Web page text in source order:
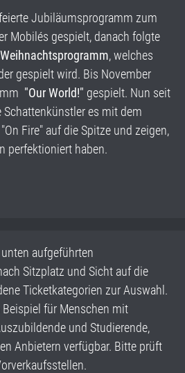
Jubiläumsprogramm zum
Mobilés gespielt, danach folgte
, welches
gespielt wird. Bis November
"Our World!" gespielt. Nun seit
es mit dem
Fire" auf die Spitze und zeigen,
perfektioniert haben.
aufgeführten
Sitzplatz und Sicht auf die
Ticketkategorien zur Auswahl.
für Menschen mit
und Studierende,
Anbietern verfügbar. Bitte prüft